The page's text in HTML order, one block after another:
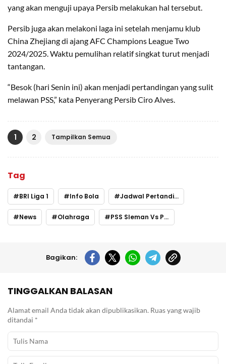
yang akan menguji upaya Persib melakukan hal tersebut.
Persib juga akan melakoni laga ini setelah menjamu klub
China Zhejiang di ajang AFC Champions League Two
2024/2025. Waktu pemulihan relatif singkat turut menjadi
tantangan.
“Besok (hari Senin ini) akan menjadi pertandingan yang sulit
melawan PSS,” kata Penyerang Persib Ciro Alves.
1 2 Tampilkan Semua
Tag
BRI Liga 1 Info Bola Jadwal Pertandingan
News Olahraga PSS Sleman Vs Persib Bandung
Bagikan:
TINGGALKAN BALASAN
Alamat email Anda tidak akan dipublikasikan. Ruas yang wajib
ditandai *